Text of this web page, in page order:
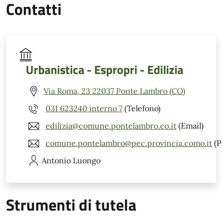
Contatti
Urbanistica - Espropri - Edilizia
Via Roma, 23 22037 Ponte Lambro (CO)
031 623240 interno 7 (Telefono)
edilizia@comune.pontelambro.co.it (Email)
comune.pontelambro@pec.provincia.como.it
Antonio Luongo
Strumenti di tutela